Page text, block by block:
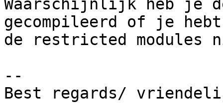
Waarschijnlijk heb je
gecompileerd of je hebt
de restricted modules
--
Best regards/